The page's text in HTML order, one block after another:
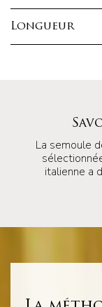
Longueur
La semoule
italienne a